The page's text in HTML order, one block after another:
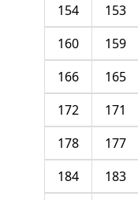
153
154
159
160
165
166
171
172
177
178
183
184